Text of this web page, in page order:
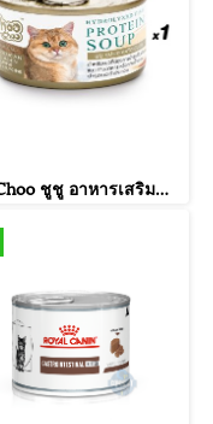
ChooChoo ชูชู อาหารเสริมบำรุงแมว ซุปปลาสกัดเข้มข้น สำหรับแมว ขนาด 80 กรัม จำนวน 1 กระป๋อง